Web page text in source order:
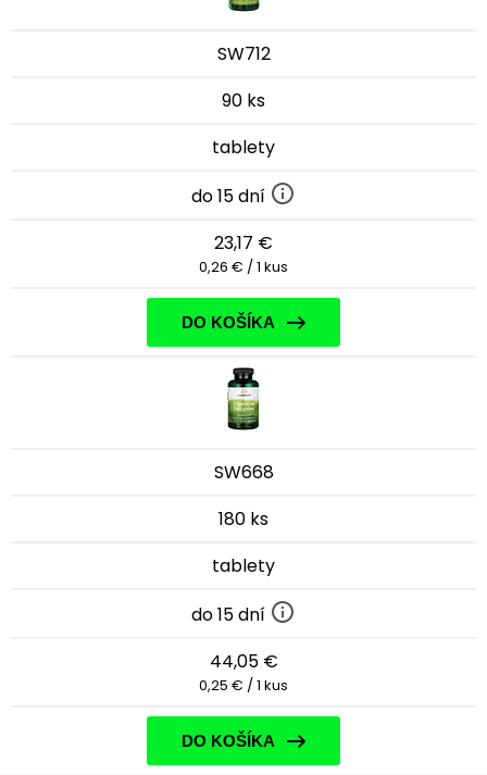
SW712
90 ks
tablety
do 15 dní
23,17 €
0,26 € / 1 kus
DO KOŠÍKA
SW668
180 ks
tablety
do 15 dní
44,05 €
0,25 € / 1 kus
DO KOŠÍKA